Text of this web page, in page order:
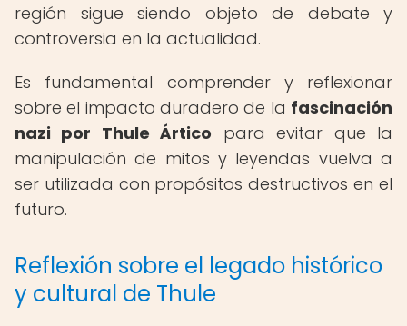
región sigue siendo objeto de debate y
controversia en la actualidad.
Es fundamental comprender y reflexionar
sobre el impacto duradero de la fascinación
nazi por Thule Ártico para evitar que la
manipulación de mitos y leyendas vuelva a
ser utilizada con propósitos destructivos en el
futuro.
Reflexión sobre el legado histórico
y cultural de Thule